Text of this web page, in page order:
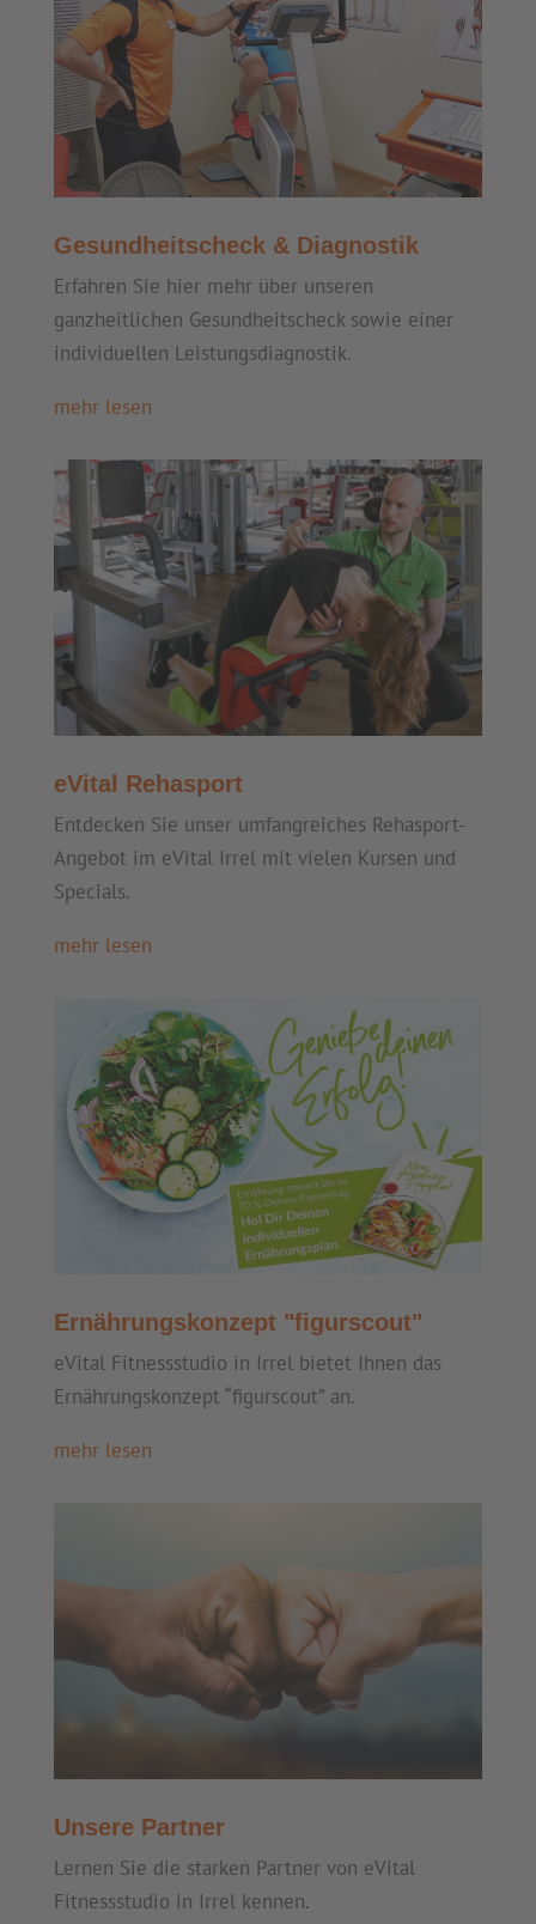
Gesundheitscheck & Diagnostik
Erfahren Sie hier mehr über unseren
ganzheitlichen Gesundheitscheck sowie einer
individuellen Leistungsdiagnostik.
mehr lesen
eVital Rehasport
Entdecken Sie unser umfangreiches Rehasport-
Angebot im eVital Irrel mit vielen Kursen und
Specials.
mehr lesen
Ernährungskonzept "figurscout"
eVital Fitnessstudio in Irrel bietet Ihnen das
Ernährungskonzept “figurscout” an.
mehr lesen
Unsere Partner
Lernen Sie die starken Partner von eVital
Fitnessstudio in Irrel kennen.